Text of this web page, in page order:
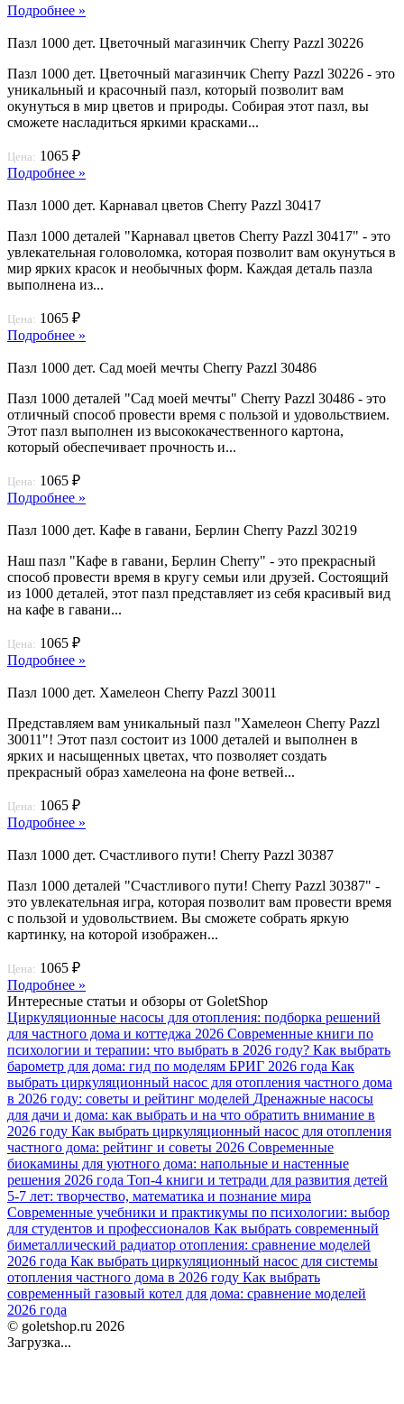
Подробнее »
Пазл 1000 дет. Цветочный магазинчик Cherry Pazzl 30226
Пазл 1000 дет. Цветочный магазинчик Cherry Pazzl 30226 - это
уникальный и красочный пазл, который позволит вам
окунуться в мир цветов и природы. Собирая этот пазл, вы
сможете насладиться яркими красками...
Цена: 1065 ₽
Подробнее »
Пазл 1000 дет. Карнавал цветов Cherry Pazzl 30417
Пазл 1000 деталей "Карнавал цветов Cherry Pazzl 30417" - это
увлекательная головоломка, которая позволит вам окунуться в
мир ярких красок и необычных форм. Каждая деталь пазла
выполнена из...
Цена: 1065 ₽
Подробнее »
Пазл 1000 дет. Сад моей мечты Cherry Pazzl 30486
Пазл 1000 деталей "Сад моей мечты" Cherry Pazzl 30486 - это
отличный способ провести время с пользой и удовольствием.
Этот пазл выполнен из высококачественного картона,
который обеспечивает прочность и...
Цена: 1065 ₽
Подробнее »
Пазл 1000 дет. Кафе в гавани, Берлин Cherry Pazzl 30219
Наш пазл "Кафе в гавани, Берлин Cherry" - это прекрасный
способ провести время в кругу семьи или друзей. Состоящий
из 1000 деталей, этот пазл представляет из себя красивый вид
на кафе в гавани...
Цена: 1065 ₽
Подробнее »
Пазл 1000 дет. Хамелеон Cherry Pazzl 30011
Представляем вам уникальный пазл "Хамелеон Cherry Pazzl
30011"! Этот пазл состоит из 1000 деталей и выполнен в
ярких и насыщенных цветах, что позволяет создать
прекрасный образ хамелеона на фоне ветвей...
Цена: 1065 ₽
Подробнее »
Пазл 1000 дет. Счастливого пути! Cherry Pazzl 30387
Пазл 1000 деталей "Счастливого пути! Cherry Pazzl 30387" -
это увлекательная игра, которая позволит вам провести время
с пользой и удовольствием. Вы сможете собрать яркую
картинку, на которой изображен...
Цена: 1065 ₽
Подробнее »
Интересные статьи и обзоры от GoletShop
Циркуляционные насосы для отопления: подборка решений
для частного дома и коттеджа 2026 Современные книги по
психологии и терапии: что выбрать в 2026 году? Как выбрать
барометр для дома: гид по моделям БРИГ 2026 года Как
выбрать циркуляционный насос для отопления частного дома
в 2026 году: советы и рейтинг моделей Дренажные насосы
для дачи и дома: как выбрать и на что обратить внимание в
2026 году Как выбрать циркуляционный насос для отопления
частного дома: рейтинг и советы 2026 Современные
биокамины для уютного дома: напольные и настенные
решения 2026 года Топ-4 книги и тетради для развития детей
5-7 лет: творчество, математика и познание мира
Современные учебники и практикумы по психологии: выбор
для студентов и профессионалов Как выбрать современный
биметаллический радиатор отопления: сравнение моделей
2026 года Как выбрать циркуляционный насос для системы
отопления частного дома в 2026 году Как выбрать
современный газовый котел для дома: сравнение моделей
2026 года
© goletshop.ru 2026
Загрузка...